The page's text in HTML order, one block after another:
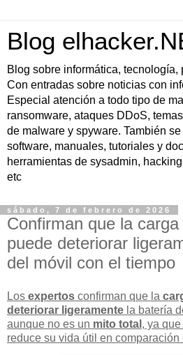
Blog
Blog sobre informática,
Con entradas sobre noticias con
Especial atención a todo tipo de
ransomware, ataques DDoS,
de malware y spyware. También
software, manuales, tutoriales y
herramientas de sysadmin,
etc
sábado, 7 de febrero de 2026
Confirman que la
puede deteriorar
del móvil con el tiempo
Los expertos confirman que la
deteriorar ligeramente la batería
aunque no es un mito total , ya
reduce su vida útil en